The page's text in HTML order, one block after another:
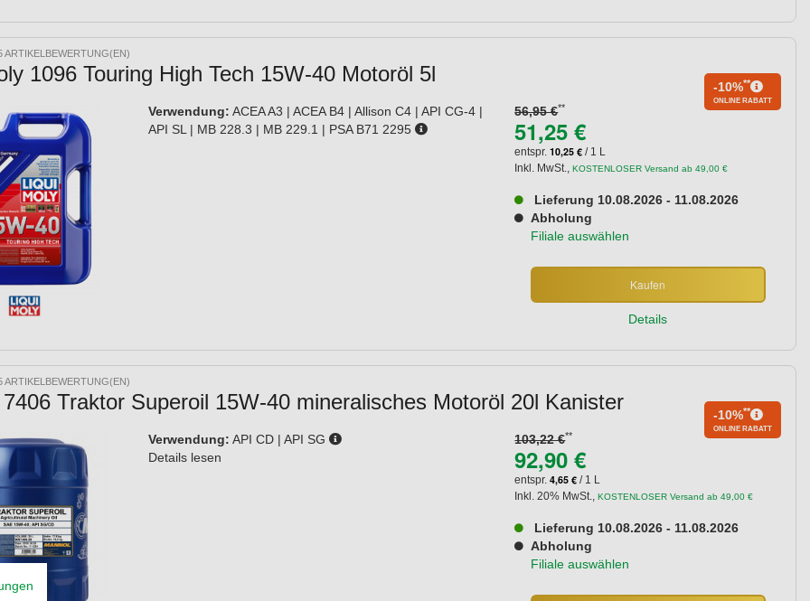
ARTIKELBEWERTUNG(EN)
1096 Touring High Tech 15W-40 Motoröl 5l
Verwendung: ACEA A3 | ACEA B4 | Allison C4 | API CG-4 |
API SL | MB 228.3 | MB 229.1 | PSA B71 2295
56,95 €**
-10%**
ONLINE RABATT
51,25 €
entspr.10,25 € / 1 L
Inkl. MwSt.,KOSTENLOSER Versand ab 49,00 €
Lieferung 10.08.2026 - 11.08.2026
Abholung
Filiale auswählen
Kaufen
Details
ARTIKELBEWERTUNG(EN)
Traktor Superoil 15W-40 mineralisches Motoröl 20l Kanister
Verwendung: API CD | API SG
Details lesen
103,22 €**
-10%**
ONLINE RABATT
92,90 €
entspr.4,65 € / 1 L
Inkl. 20% MwSt.,KOSTENLOSER Versand ab 49,00 €
Lieferung 10.08.2026 - 11.08.2026
Abholung
Filiale auswählen